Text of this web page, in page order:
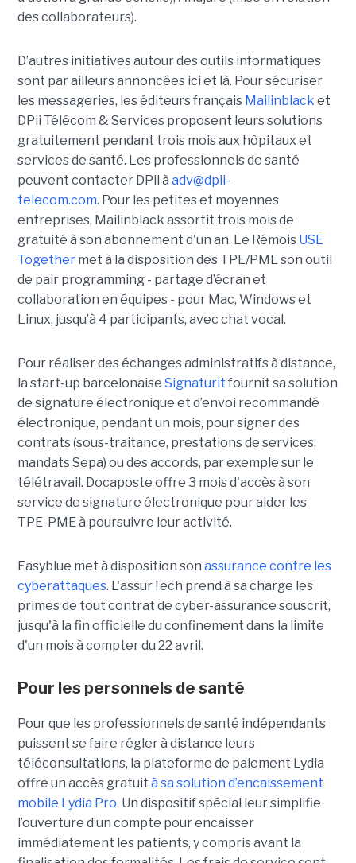
des collaborateurs).
D’autres initiatives autour des outils informatiques
sont par ailleurs annoncées ici et là. Pour sécuriser
les messageries, les éditeurs français Mailinblack et
DPii Télécom & Services proposent leurs solutions
gratuitement pendant trois mois aux hôpitaux et
services de santé. Les professionnels de santé
peuvent contacter DPii à adv@dpii-
telecom.com. Pour les petites et moyennes
entreprises, Mailinblack assortit trois mois de
gratuité à son abonnement d'un an. Le Rémois USE
Togethermet à la disposition des TPE/PME son outil
de pair programming - partage d’écran et
collaboration en équipes - pour Mac, Windows et
Linux, jusqu’à 4 participants, avec chat vocal.
Pour réaliser des échanges administratifs à distance,
la start-up barcelonaise Signaturit fournit sa solution
de signature électronique et d’envoi recommandé
électronique, pendant un mois, pour signer des
contrats (sous-traitance, prestations de services,
mandats Sepa) ou des accords, par exemple sur le
télétravail. Docaposte offre 3 mois d'accès à son
service de signature électronique pour aider les
TPE-PME à poursuivre leur activité.
Easyblue met à disposition son assurance contre les
cyberattaques. L'assurTech prend à sa charge les
primes de tout contrat de cyber-assurance souscrit,
jusqu'à la fin officielle du confinement dans la limite
d'un mois à compter du 22 avril.
Pour les personnels de santé
Pour que les professionnels de santé indépendants
puissent se faire régler à distance leurs
téléconsultations, la plateforme de paiement Lydia
offre un accès gratuit à sa solution d’encaissement
mobile Lydia Pro. Un dispositif spécial leur simplifie
l’ouverture d’un compte pour encaisser
immédiatement les patients, y compris avant la